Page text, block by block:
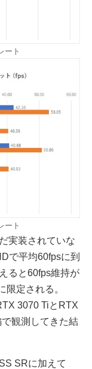
ート
ート
実装されていな
で平均60fpsに到
ると60fps維持が
限定される。
3070 TiとRTX
観測してきた結
SRに加えて